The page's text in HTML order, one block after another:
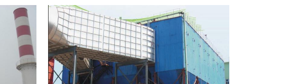
2×20吨电炉除尘项目 点击查看
新疆八一钢厂70t电炉除尘项目